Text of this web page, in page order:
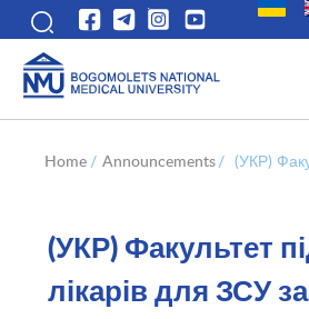
Home / Announcements/ (УКР)
(УКР) Факультет
лікарів для ЗСУ